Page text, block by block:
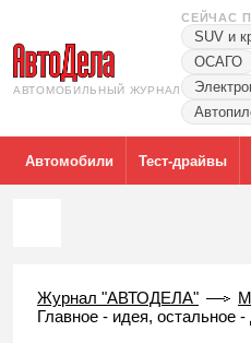
АВТОМОБИЛЬНЫЙ ЖУРНАЛ
СЕЙЧАС
SUV и
ОСАГО
Автомобили Тест-драйвы
Журнал "АВТОДЕЛА"
Главное - идея, остальное